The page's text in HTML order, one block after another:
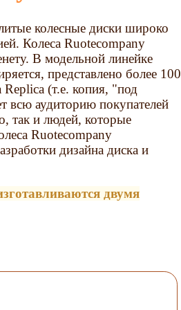
колесные диски широко
Колеса Ruotecompany
В модельной линейке
представлено более 100
(т.е. копия, "под
всю аудиторию покупателей
так и людей, которые
Ruotecompany
дизайна диска и
двумя